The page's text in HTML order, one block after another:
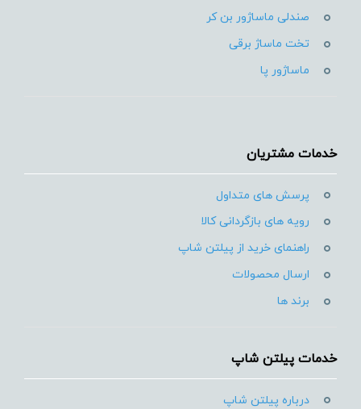
صندلی ماساژور بن کر
تخت ماساژ برقی
ماساژور پا
خدمات مشتریان
پرسش های متداول
رویه های بازگردانی کالا
راهنمای خرید از پیلتن شاپ
ارسال محصولات
برند ها
خدمات پیلتن شاپ
درباره پیلتن شاپ